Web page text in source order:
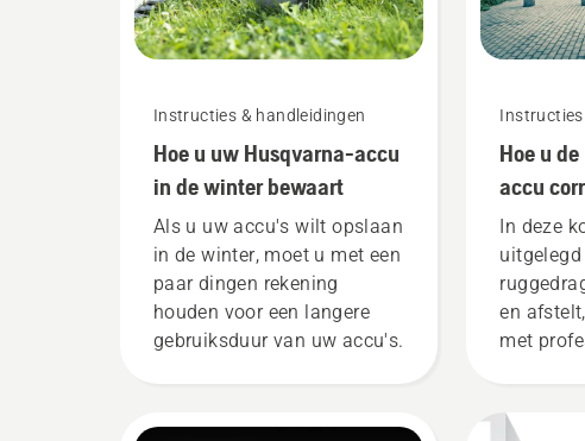
Instructies & handleidingen
Hoe u uw Husqvarna-accu
in de winter bewaart
Als u uw accu's wilt opslaan
in de winter, moet u met een
paar dingen rekening
houden voor een langere
gebruiksduur van uw accu's.
Hoe u
accu
afstelt
In deze
en
met
Een